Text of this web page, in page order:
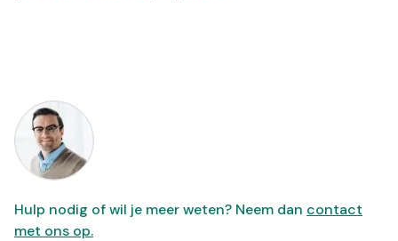
Hulp nodig of wil je meer weten? Neem dan contact
met ons op.